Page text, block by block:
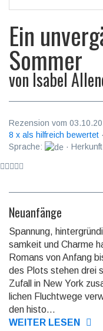
Ein
Sommer
von Isabel
Rezension vom
8 x als hilfreich bewertet
Sprache:
·
Neuanfänge
Spannung,
samkeit und Charme
Romans von Anfang
des Plots stehen drei
Zufall in New York
lichen Fluchtwege
den histo...
WEITER LESEN